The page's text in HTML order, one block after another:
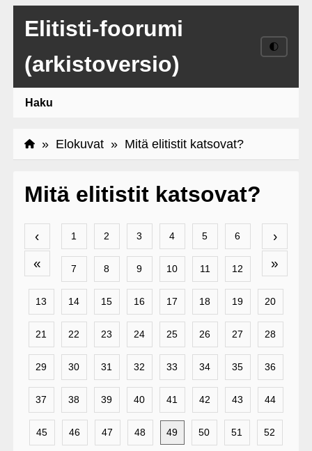
Elitisti-foorumi
(arkistoversio)
🌓
Haku
» Elokuvat» Mitä elitistit katsovat?
Mitä elitistit katsovat?
‹
«
›
»
1 2 3 4 5 6
7 8 9 10 11 12
13 14 15 16 17 18 19 20
21 22 23 24 25 26 27 28
29 30 31 32 33 34 35 36
37 38 39 40 41 42 43 44
45 46 47 48 49 50 51 52